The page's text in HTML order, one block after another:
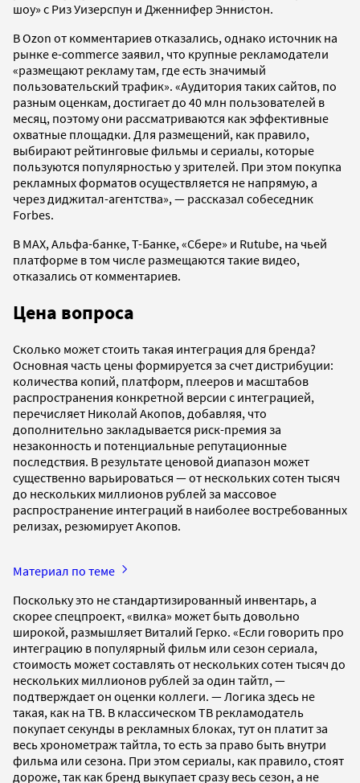
шоу» с Риз Уизерспун и Дженнифер Эннистон.
В Ozon от комментариев отказались, однако источник на
рынке e-commerce заявил, что крупные рекламодатели
«размещают рекламу там, где есть значимый
пользовательский трафик». «Аудитория таких сайтов, по
разным оценкам, достигает до 40 млн пользователей в
месяц, поэтому они рассматриваются как эффективные
охватные площадки. Для размещений, как правило,
выбирают рейтинговые фильмы и сериалы, которые
пользуются популярностью у зрителей. При этом покупка
рекламных форматов осуществляется не напрямую, а
через диджитал-агентства», — рассказал собеседник
Forbes.
В MAX, Альфа-банке, Т-Банке, «Сбере» и Rutube, на чьей
платформе в том числе размещаются такие видео,
отказались от комментариев.
Цена вопроса
Сколько может стоить такая интеграция для бренда?
Основная часть цены формируется за счет дистрибуции:
количества копий, платформ, плееров и масштабов
распространения конкретной версии с интеграцией,
перечисляет Николай Акопов, добавляя, что
дополнительно закладывается риск-премия за
незаконность и потенциальные репутационные
последствия. В результате ценовой диапазон может
существенно варьироваться — от нескольких сотен тысяч
до нескольких миллионов рублей за массовое
распространение интеграций в наиболее востребованных
релизах, резюмирует Акопов.
Материал по теме
Поскольку это не стандартизированный инвентарь, а
скорее спецпроект, «вилка» может быть довольно
широкой, размышляет Виталий Герко. «Если говорить про
интеграцию в популярный фильм или сезон сериала,
стоимость может составлять от нескольких сотен тысяч до
нескольких миллионов рублей за один тайтл, —
подтверждает он оценки коллеги. — Логика здесь не
такая, как на ТВ. В классическом ТВ рекламодатель
покупает секунды в рекламных блоках, тут он платит за
весь хронометраж тайтла, то есть за право быть внутри
фильма или сезона. При этом сериалы, как правило, стоят
дороже, так как бренд выкупает сразу весь сезон, а не